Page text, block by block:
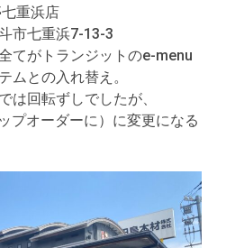
七重浜店
市七重浜7-13-3
てがトランジットのe-menu
ムとの入れ替え。
転ずしでしたが、
プオーダーに）に変更になる